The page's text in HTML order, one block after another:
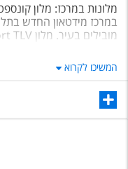
מלונות במרכז: מלון
במרכז מידטאון החדש בתל
מובילים בעיר. מלון TLV
ובקרבת מוקדי בילוי
ווסט אשדוד, הממוקם
עסקים, חופשות משפחתיות
מלונות בצפון: מלון
המשיכו לקרוא